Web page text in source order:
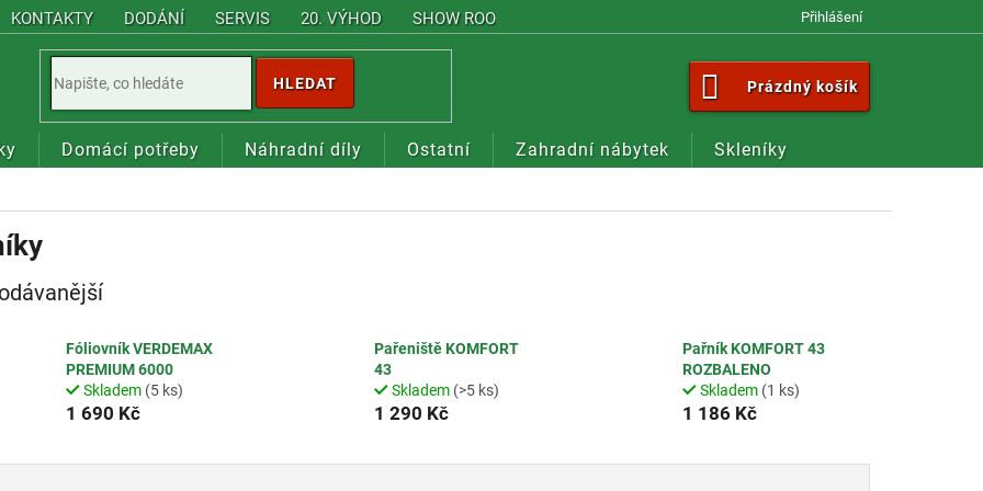
KONTAKTY DODÁNÍ SERVIS 20. VÝHOD SHOW ROOM Přihlášení
HLEDAT
NÁKUPNÍ
KOŠÍK
Prázdný košík
Domácí potřeby Náhradní díly Ostatní Zahradní nábytek Skleníky
Fóliovník VERDEMAX
PREMIUM 6000
Skladem (5 ks)
1 690 Kč
Pařeniště KOMFORT
43
Skladem (>5 ks)
1 290 Kč
Pařník KOMFORT 43
ROZBALENO
Skladem (1 ks)
1 186 Kč